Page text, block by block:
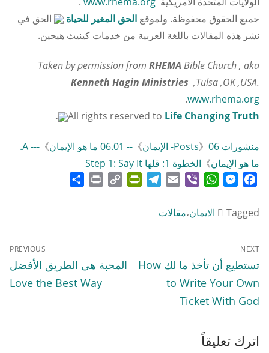
جميع الحقوق محفوظة. ولموقع الحق المغير للحياة
الحق في
نشر هذه المقالات باللغة العربية من خدمات كينيث هيجين.
Taken by permission from RHEMA Bible Church , aka
Kenneth Hagin Ministries ,Tulsa ,OK ,USA.
www.rhema.org
.
All rights reserved to Life Changing Truth
.
منشورات Posts 》 06- الإيمان 》 -- 06.01 ما هو الإيمان 》
--- A.
ما هو الإيمان》 الخطوة 1: قلها Step 1: Say It
Facebook
Messenger
WhatsApp
Viber
Email
Telegram
PrintFriendly
Copy
Print
Tagged الايمان،مقالات
تصفّح
المقالات
PREVIOUS
Previous
المحبة هى الطريق الأفضل
Love the Best Way
NEXT
Next
post:
تستطيع أن تأخذ ما لك How
to Write Your Own
Ticket With God
اترك تعليقاً